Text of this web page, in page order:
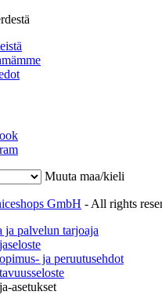
Muuta maa/kieli
GmbH - All rights
ja palvelun tarjoaja
ja peruutusehdot
asetukset